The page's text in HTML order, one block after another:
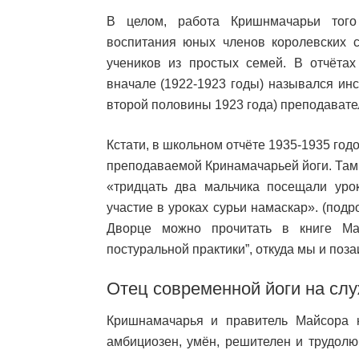
В целом, работа Кришнмачарьи
воспитания юных членов
учеников из простых семей. В
вначале (1922-1923 годы) назывался
второй половины 1923 года)
Кстати, в школьном отчёте 1935-1935
преподаваемой Кринамачарьей йоги.
«тридцать два мальчика посещали
участие в уроках сурьи намаскар».
Дворце можно прочитать в книге
постуральной практики”, откуда мы и
Отец современной йоги на
Кришнамачарья и правитель
амбициозен, умён, решителен и